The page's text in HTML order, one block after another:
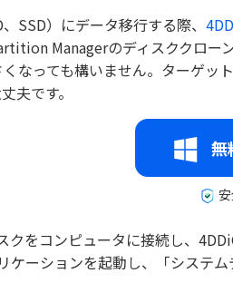
SSD）にデータ移行する際、
Managerのディスククロー
なっても構いません。ターゲッ
夫です。
無
クをコンピュータに接続し、
ケーションを起動し、「システ